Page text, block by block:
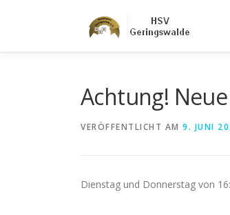
Achtung!
VERÖFFENTLICHT AM 9. JUNI
Dienstag und Donnerstag von